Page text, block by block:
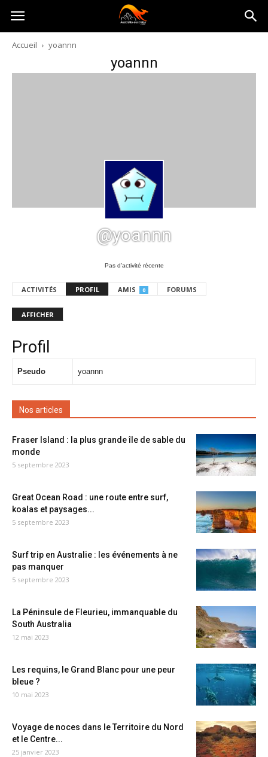
Australia-
australie.com
Accueil yoannn
yoannn
@yoannn
Pas d’activité récente
ACTIVITÉS PROFIL AMIS 0 FORUMS
AFFICHER
Profil
Pseudo yoannn
Nos articles
Fraser Island : la plus grande île de sable du
monde
5 septembre 2023
Great Ocean Road : une route entre surf,
koalas et paysages...
5 septembre 2023
Surf trip en Australie : les événements à ne
pas manquer
5 septembre 2023
La Péninsule de Fleurieu, immanquable du
South Australia
12 mai 2023
Les requins, le Grand Blanc pour une peur
bleue ?
10 mai 2023
Voyage de noces dans le Territoire du Nord
et le Centre...
25 janvier 2023